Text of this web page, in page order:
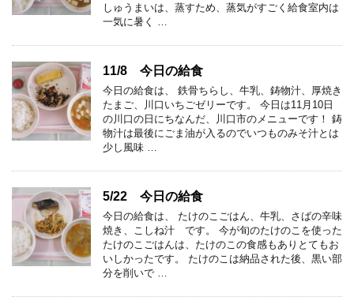
しゅうまいは、蒸すため、蒸気がすごく給食室内は
一気に暑く …
11/8 今日の給食
今日の給食は、 鉄骨ちらし、牛乳、鋳物汁、厚焼き
たまご、川口いちごゼリーです。 今日は11月10日
の川口の日にちなんだ、川口市のメニューです！ 鋳
物汁は最後にごま油が入るのでいつものみそ汁とは
少し風味 …
5/22 今日の給食
今日の給食は、 たけのこごはん、牛乳、さばの辛味
焼き、こしね汁 です。 今が旬のたけのこを使った
たけのこごはんは、たけのこの食感もありとてもお
いしかったです。 たけのこは納品された後、黒い部
分を削いで …